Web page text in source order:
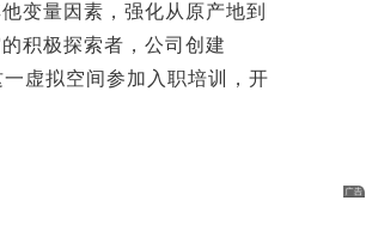
变量因素，强化从原产地到
积极探索者，公司创建
虚拟空间参加入职培训，开